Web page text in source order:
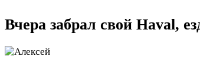
Вчера забрал свой Haval,